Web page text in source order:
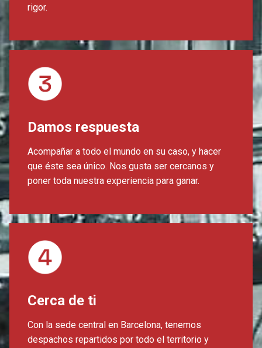
rigor.
Damos respuesta
Acompañar a todo el mundo en su caso, y hacer
que éste sea único. Nos gusta ser cercanos y
poner toda nuestra experiencia para ganar.
Cerca de ti
Con la sede central en Barcelona, ​​tenemos
despachos repartidos por todo el territorio y